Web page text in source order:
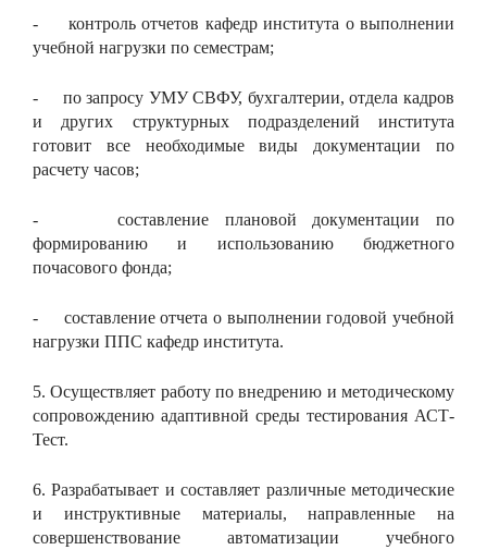
- контроль отчетов кафедр института о выполнении
учебной нагрузки по семестрам;
- по запросу УМУ СВФУ, бухгалтерии, отдела кадров
и других структурных подразделений института
готовит все необходимые виды документации по
расчету часов;
- составление плановой документации по
формированию и использованию бюджетного
почасового фонда;
- составление отчета о выполнении годовой учебной
нагрузки ППС кафедр института.
5. Осуществляет работу по внедрению и методическому
сопровождению адаптивной среды тестирования АСТ-
Тест.
6. Разрабатывает и составляет различные методические
и инструктивные материалы, направленные на
совершенствование автоматизации учебного